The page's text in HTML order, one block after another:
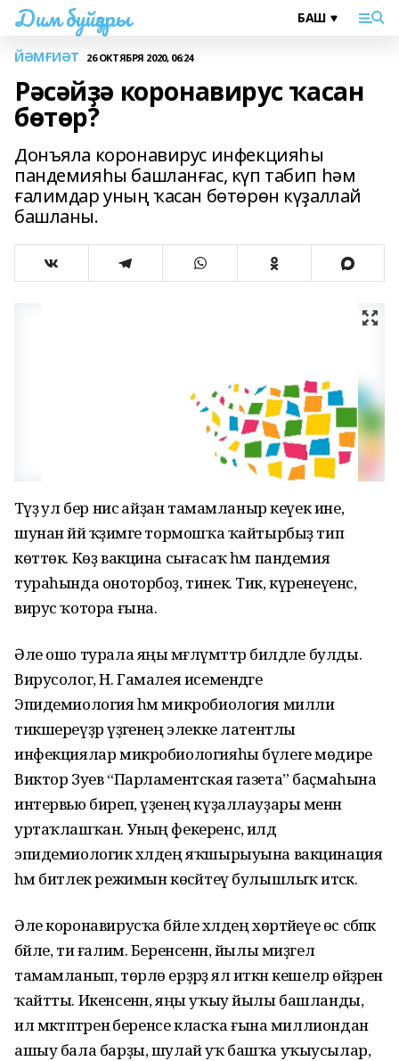
Дим буйҙары
ЙӘМҒИӘТ 26 ОКТЯБРЯ 2020, 06:24
Рәсәйҙә коронавирус ҡасан
бөтөр?
Донъяла коронавирус инфекцияһы
пандемияһы башланғас, күп табип һәм
ғалимдар уның ҡасан бөтөрөн күҙаллай
башланы.
Тәүҙә ул бер нисә айҙан тамамланыр кеүек ине,
шунан йәй ҡәҙимге тормошҡа ҡайтырбыҙ тип
көттөк. Көҙ вакцина сығасаҡ һәм пандемия
тураһында оноторбоҙ, тинек. Тик, күренеүенсә,
вирус ҡотора ғына.
Әле ошо турала яңы мәғлүмәттәр билдәле булды.
Вирусолог, Н. Гамалея исемендәге
Эпидемиология һәм микробиология милли
тикшереүҙәр үҙәгенең элекке латентлы
инфекциялар микробиологияһы бүлеге мөдире
Виктор Зуев “Парламентская газета” баҫмаһына
интервью биреп, үҙенең күҙаллауҙары менән
уртаҡлашҡан. Уның фекеренсә, илдә
эпидемиологик хәлдең яҡшырыуына вакцинация
һәм битлек режимын көсәйтеү булышлыҡ итәсәк.
Әле коронавирусҡа бәйле хәлдең хөртәйеүе өс сәбәпкә
бәйле, ти ғалим. Беренсенән, йылы миҙгел
тамамланып, төрлө ерҙәрҙә ял иткән кешеләр өйҙәренә
ҡайтты. Икенсенән, яңы уҡыу йылы башланды,
ил мәктәптәренә беренсе класҡа ғына миллиондан
ашыу бала барҙы, шулай уҡ башҡа уҡыусылар,